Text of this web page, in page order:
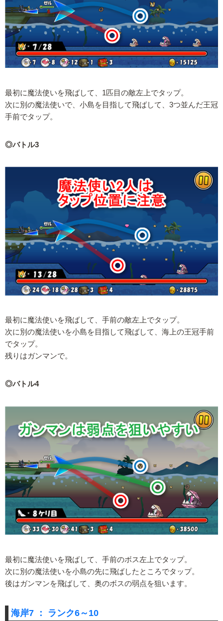
最初に魔法使いを飛ばして、1匹目の敵左上でタップ。
次に別の魔法使いで、小島を目指して飛ばして、3つ並んだ王冠
手前でタップ。
◎バトル3
最初に魔法使いを飛ばして、手前の敵左上でタップ。
次に別の魔法使いを小島を目指して飛ばして、海上の王冠手前
でタップ。
残りはガンマンで。
◎バトル4
最初に魔法使いを飛ばして、手前のボス左上でタップ。
次に別の魔法使いを小島の先に飛ばしたところでタップ。
後はガンマンを飛ばして、奥のボスの弱点を狙います。
海岸7 ： ランク6～10